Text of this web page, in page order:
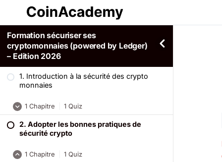
Formation sécuriser ses
cryptomonnaies (powered by Ledger)
– Edition 2026
1. Introduction à la sécurité des crypto
monnaies
1 Chapitre 1 Quiz
Ce qu’il faut retenir
sécurité des crypto monnaies
2. Adopter les bonnes pratiques de
sécurité crypto
1 Chapitre 1 Quiz